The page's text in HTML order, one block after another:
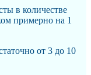
в количестве
примерно на 1
от 3 до 10